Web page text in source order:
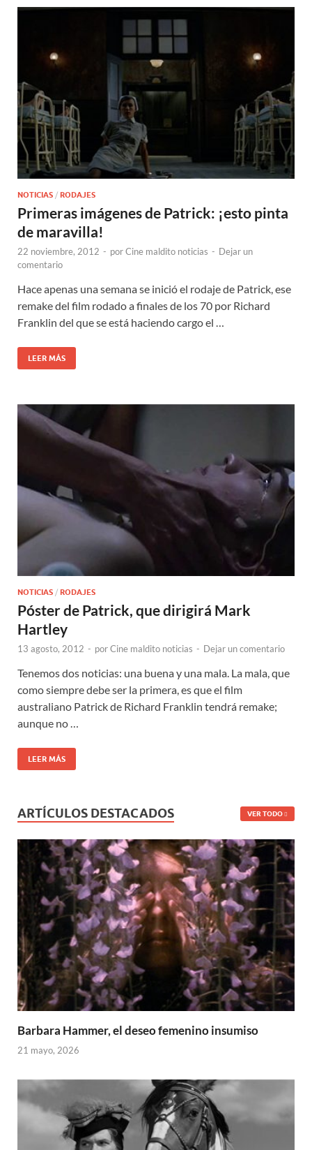
NOTICIAS / RODAJES
Primeras imágenes de Patrick: ¡esto pinta
de maravilla!
22 noviembre, 2012 - porCine maldito noticias - Dejar un
comentario
Hace apenas una semana se inició el rodaje de Patrick, ese
remake del film rodado a finales de los 70 por Richard
Franklin del que se está haciendo cargo el …
LEER MÁS
NOTICIAS / RODAJES
Póster de Patrick, que dirigirá Mark
Hartley
13 agosto, 2012 - porCine maldito noticias - Dejar un comentario
Tenemos dos noticias: una buena y una mala. La mala, que
como siempre debe ser la primera, es que el film
australiano Patrick de Richard Franklin tendrá remake;
aunque no …
LEER MÁS
ARTÍCULOS DESTACADOS VER TODO
Barbara Hammer, el deseo femenino insumiso
21 mayo, 2026